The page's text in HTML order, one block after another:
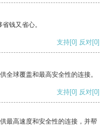
钱又省心。
支持[0] 反对[0]
全球覆盖和最高安全性的连接。
支持[0] 反对[0]
最高速度和安全性的连接，并帮